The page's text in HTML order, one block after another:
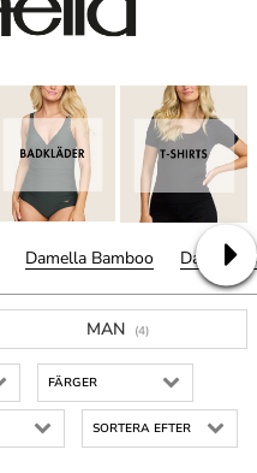
Damella Bamboo Damella
MAN (4)
FÄRGER
SORTERA EFTER